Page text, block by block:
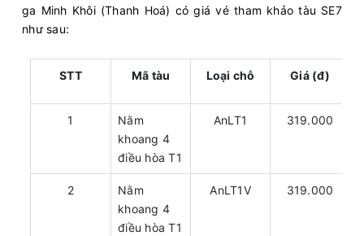
ga Minh Khôi (Thanh Hoá) có giá vé tham khảo tàu SE7
như sau:
STT Mã tàu Loại chỗ Giá (đ)
1
Nằm
khoang 4
điều hòa T1
AnLT1 319.000
2
Nằm
khoang 4
điều hòa T1
AnLT1V 319.000